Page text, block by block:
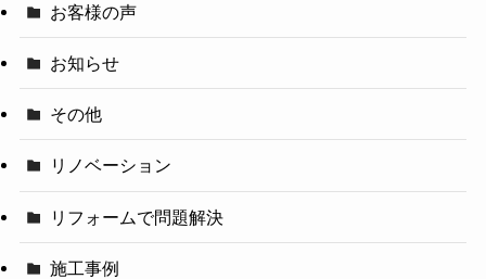
お客様の声
お知らせ
その他
リノベーション
リフォームで問題解決
施工事例